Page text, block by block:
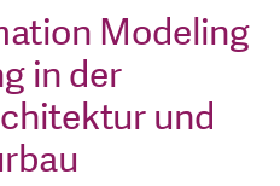
Modeling
in der
und